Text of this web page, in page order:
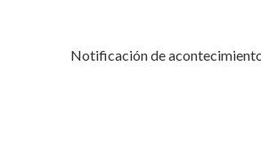
Notificación de